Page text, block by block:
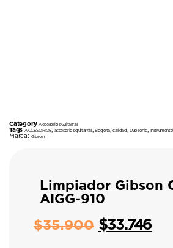
Category Accesorios Guitarras
Tags ACCESORIOS accesorios guitarras,Bogotá,calidad ,Duosonic
Marca: Gibson
Limpiador Gibson
AIGG-910
$35.900 $33.746